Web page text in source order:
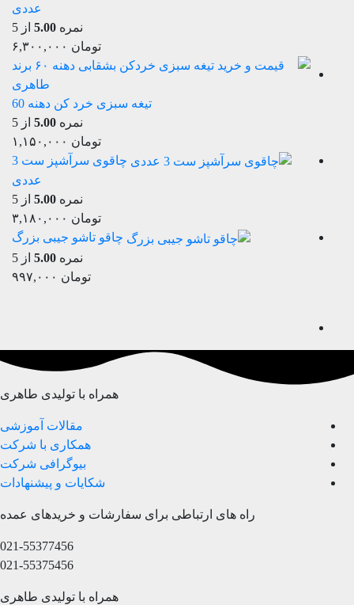
عددی
نمره 5.00 از 5
تومان
تیغه سبزی خرد کن دهنه 60
نمره 5.00 از 5
تومان
چاقوی سرآشپز ست 3
عددی
نمره 5.00 از 5
تومان
چاقو تاشو جیبی بزرگ
نمره 5.00 از 5
تومان
همراه با تولیدی طاهری
مقالات آموزشی
همکاری با شرکت
بیوگرافی شرکت
شکایات و پیشنهادات
راه های ارتباطی برای سفارشات و خریدهای عمده
021-55377456
021-55375456
همراه با تولیدی طاهری